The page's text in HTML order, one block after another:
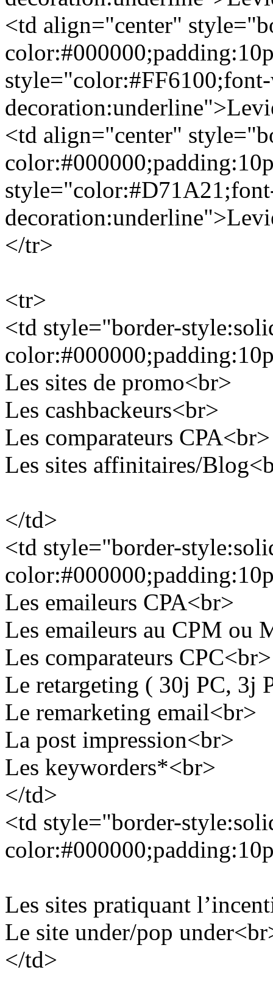
<td align="center"
<td align="center"
</tr>
<tr>
<td style="border-
Les sites de promo<br>
Les cashbackeurs<br>
Les comparateurs CPA<br>
Les sites affinitaires/
</td>
<td style="border-
Les emaileurs CPA<br>
Les emaileurs au CPM ou
Les comparateurs CPC<br>
Le retargeting ( 30j PC, 3j
Le remarketing email<br>
La post impression<br>
Les keyworders*<br>
</td>
<td style="border-
Les sites pratiquant
Le site under/pop
</td>